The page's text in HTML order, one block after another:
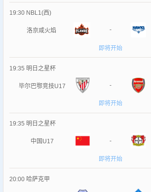
19:30 NBL1(西)
洛京咸火焰 -
即将开始
19:35 明日之星杯
毕尔巴鄂竞技U17 -
即将开始
19:35 明日之星杯
中国U17 -
即将开始
20:00 哈萨克甲